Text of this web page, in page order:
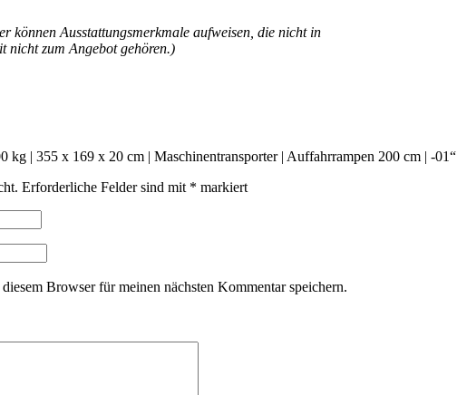
können Ausstattungsmerkmale aufweisen, die nicht in
nicht zum Angebot gehören.)
kg | 355 x 169 x 20 cm | Maschinentransporter | Auffahrrampen 200 cm | -01“
Erforderliche Felder sind mit * markiert
Browser für meinen nächsten Kommentar speichern.